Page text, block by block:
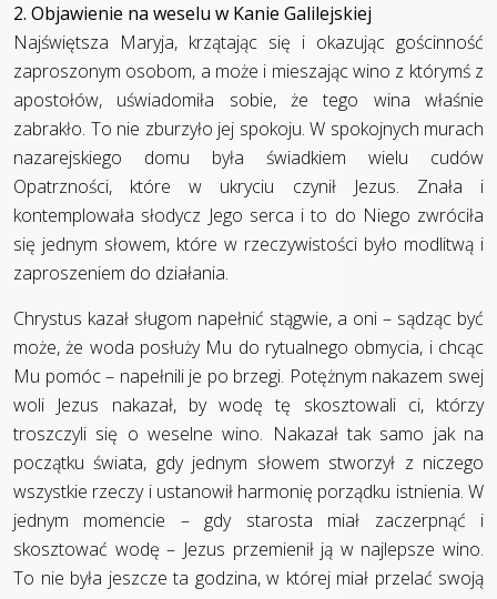
2. Objawienie na weselu w Kanie Galilejskiej
Najświętsza Maryja, krzątając się i okazując gościnność
zaproszonym osobom, a może i mieszając wino z którymś z
apostołów, uświadomiła sobie, że tego wina właśnie
zabrakło. To nie zburzyło jej spokoju. W spokojnych murach
nazarejskiego domu była świadkiem wielu cudów
Opatrzności, które w ukryciu czynił Jezus. Znała i
kontemplowała słodycz Jego serca i to do Niego zwróciła
się jednym słowem, które w rzeczywistości było modlitwą i
zaproszeniem do działania.
Chrystus kazał sługom napełnić stągwie, a oni – sądząc być
może, że woda posłuży Mu do rytualnego obmycia, i chcąc
Mu pomóc – napełnili je po brzegi. Potężnym nakazem swej
woli Jezus nakazał, by wodę tę skosztowali ci, którzy
troszczyli się o weselne wino. Nakazał tak samo jak na
początku świata, gdy jednym słowem stworzył z niczego
wszystkie rzeczy i ustanowił harmonię porządku istnienia. W
jednym momencie – gdy starosta miał zaczerpnąć i
skosztować wodę – Jezus przemienił ją w najlepsze wino.
To nie była jeszcze ta godzina, w której miał przelać swoją